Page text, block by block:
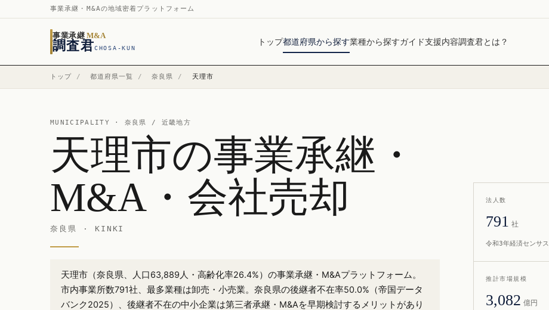
事業承継・M&Aの地域密着プラットフォーム
事業承継 M&A
調査君CHOSA-KUN
トップ都道府県から探す業種から探すガイド支援内容調査君とは？
トップ / 都道府県一覧 / 奈良県 / 天理市
MUNICIPALITY · 奈良県 / 近畿地方
天理市の事業承継・
M&A・会社売却
奈良県 · KINKI
天理市（奈良県、人口63,889人・高齢化率26.4%）の事業承継・M&Aプラットフォーム。
市内事業所数791社、最多業種は卸売・小売業。奈良県の後継者不在率50.0%（帝国データ
バンク2025）、後継者不在の中小企業は第三者承継・M&Aを早期検討するメリットがあり
法人数
791 社
令和3年経済センサス
推計市場規模
3,082 億円